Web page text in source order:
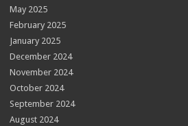
May 2025
February 2025
January 2025
December 2024
November 2024
October 2024
September 2024
August 2024